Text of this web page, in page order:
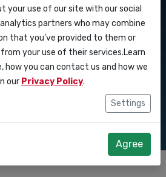
di
o email api
di
più
your use of our site with our social
partners who may combine
that you’ve provided to them or
your use of their services.Learn
how you can contact us and how we
our Privacy Policy.
Settings
Agree